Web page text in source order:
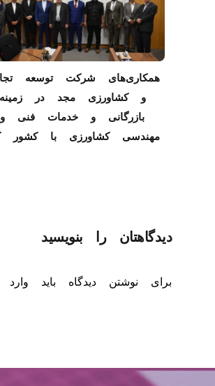
همکاری‌های شرکت توسعه
و کشاورزی مجد در زمینه
بازرگانی و خدمات فنی و
مهندسی کشاورزی با کشور
دیدگاهتان را بنویسید
برای نوشتن دیدگاه باید وارد